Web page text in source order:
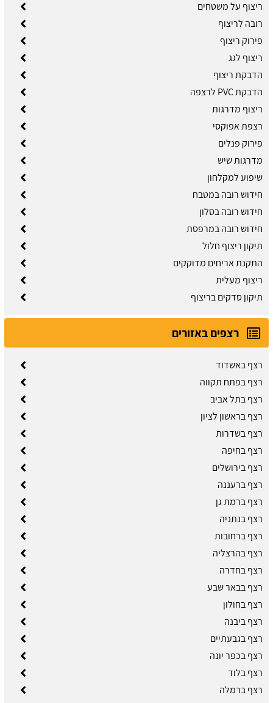
ריצוף על משטחים
רובה לריצוף
פירוק ריצוף
ריצוף לגג
הדבקת ריצוף
הדבקת PVC לרצפה
ריצוף מדרגות
רצפת אפוקסי
פירוק פנלים
מדרגות שיש
שיפוע למקלחון
חידוש רובה במטבח
חידוש רובה בסלון
חידוש רובה במרפסת
תיקון ריצוף חלול
התקנת אריחים מדוקקים
ריצוף מעלית
תיקון סדקים בריצוף
רצפים באזורים
רצף באשדוד
רצף בפתח תקווה
רצף בתל אביב
רצף בראשון לציון
רצף בשדרות
רצף בחיפה
רצף בירושלים
רצף ברעננה
רצף ברמת גן
רצף בנתניה
רצף ברחובות
רצף בהרצליה
רצף בחדרה
רצף בבאר שבע
רצף בחולון
רצף ביבנה
רצף בגבעתיים
רצף בכפר יונה
רצף בלוד
רצף ברמלה